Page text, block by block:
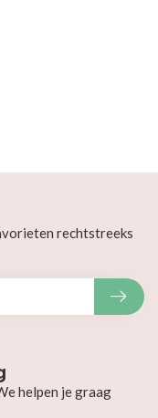
helpen je graag
rechtstreeks